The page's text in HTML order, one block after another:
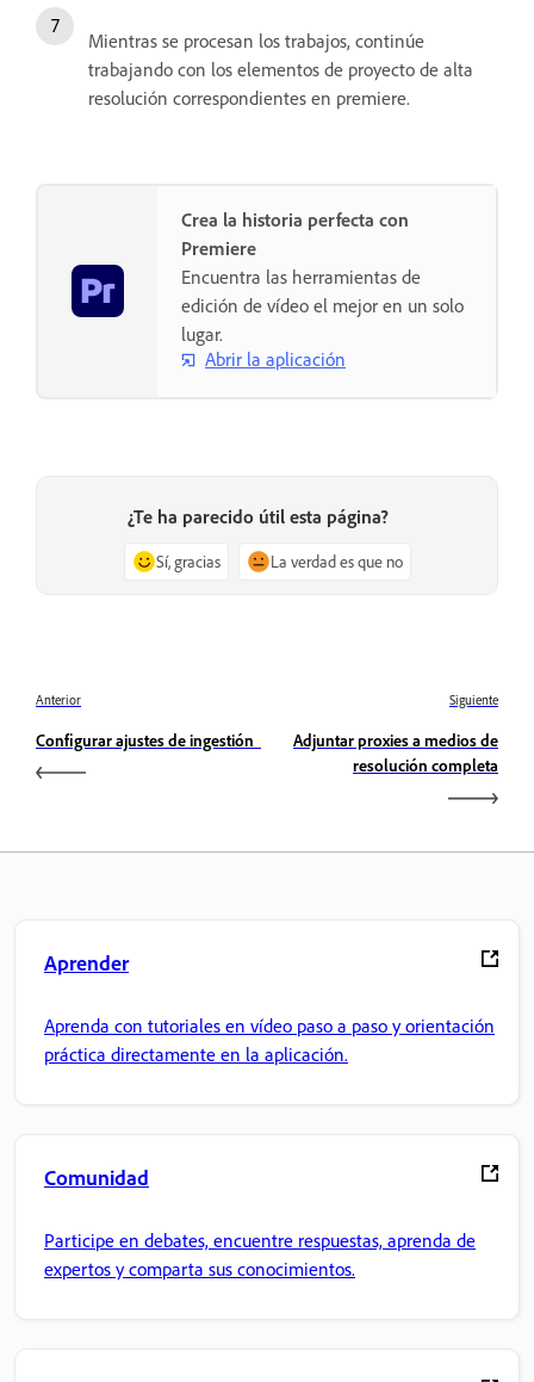
Mientras se procesan los trabajos, continúe
trabajando con los elementos de proyecto de alta
resolución correspondientes en premiere.
Crea la historia perfecta con
Premiere
Encuentra las herramientas de
edición de vídeo el mejor en un solo
lugar.
Abrir la aplicación
¿Te ha parecido útil esta página?
Sí, gracias La verdad es que no
Anterior
Configurar ajustes de ingestión
Siguiente
Adjuntar proxies a medios de
resolución completa
Aprender
Aprenda con tutoriales en vídeo paso a paso y orientación
práctica directamente en la aplicación.
Comunidad
Participe en debates, encuentre respuestas, aprenda de
expertos y comparta sus conocimientos.